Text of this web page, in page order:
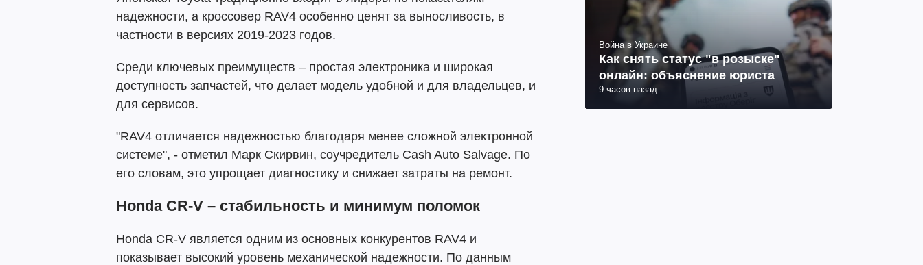
надежности, а кроссовер RAV4 особенно ценят за выносливость, в
частности в версиях 2019-2023 годов.
Среди ключевых преимуществ – простая электроника и широкая
доступность запчастей, что делает модель удобной и для владельцев, и
для сервисов.
"RAV4 отличается надежностью благодаря менее сложной электронной
системе", - отметил Марк Скирвин, соучредитель Cash Auto Salvage. По
его словам, это упрощает диагностику и снижает затраты на ремонт.
Honda CR-V – стабильность и минимум поломок
Honda CR-V является одним из основных конкурентов RAV4 и
показывает высокий уровень механической надежности. По данным
Война в Украине
Как снять статус "в розыске"
онлайн: объяснение юриста
9 часов назад